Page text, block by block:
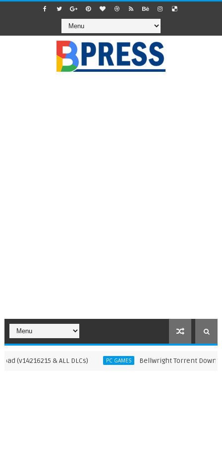
& ALL DLCs) PC GAMES Bellwright Torrent Download